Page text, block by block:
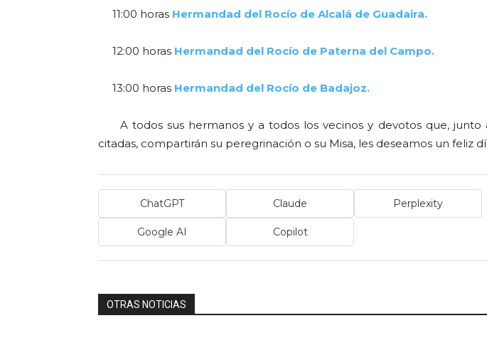
11:00 horas Hermandad del Rocío de Alcalá de Guadaira.
12:00 horas Hermandad del Rocío de Paterna del Campo.
13:00 horas Hermandad del Rocío de Badajoz.
A todos sus hermanos y a todos los vecinos y devotos que, junto
citadas, compartirán su peregrinación o su Misa, les deseamos un feliz
ChatGPT Claude Perplexity
Google AI Copilot
OTRAS NOTICIAS